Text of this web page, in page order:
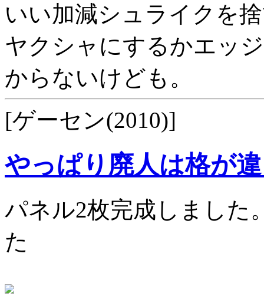
いい加減シュライクを
ヤクシャにするかエッ
からないけども。
[ゲーセン(2010)]
やっぱり廃人は格が
パネル2枚完成しました
た